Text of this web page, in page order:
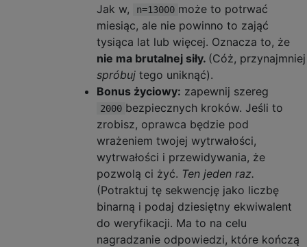
Jak w,
n=13000 może to potrwać
miesiąc, ale nie powinno to zająć
tysiąca lat lub więcej. Oznacza to, że
nie ma brutalnej siły. (Cóż, przynajmniej
spróbuj tego uniknąć).
Bonus życiowy: zapewnij szereg
2000 bezpiecznych kroków. Jeśli to
zrobisz, oprawca będzie pod
wrażeniem twojej wytrwałości,
wytrwałości i przewidywania, że ​​
pozwolą ci żyć. Ten jeden raz.
(Potraktuj tę sekwencję jako liczbę
binarną i podaj dziesiętny ekwiwalent
do weryfikacji. Ma to na celu
nagradzanie odpowiedzi, które kończą